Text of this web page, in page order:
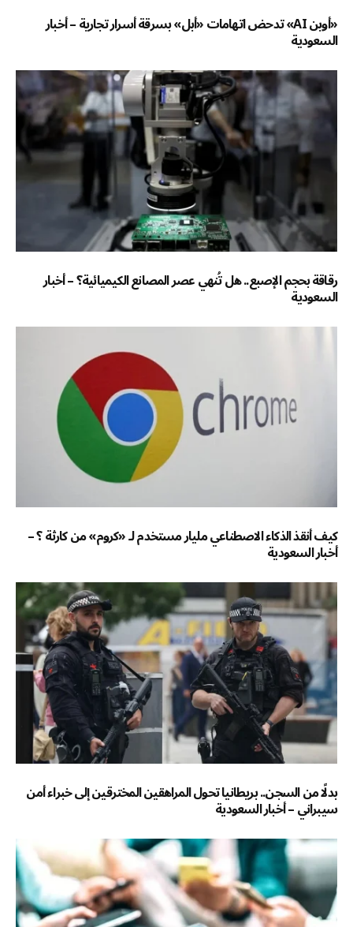
«أوبن AI» تدحض اتهامات «أبل» بسرقة أسرار تجارية – أخبار
السعودية
رقاقة بحجم الإصبع.. هل تُنهي عصر المصانع الكيميائية؟ – أخبار
السعودية
كيف أنقذ الذكاء الاصطناعي مليار مستخدم لـ «كروم» من كارثة ؟ –
أخبار السعودية
بدلًا من السجن.. بريطانيا تحول المراهقين المخترقين إلى خبراء أمن
سيبراني – أخبار السعودية